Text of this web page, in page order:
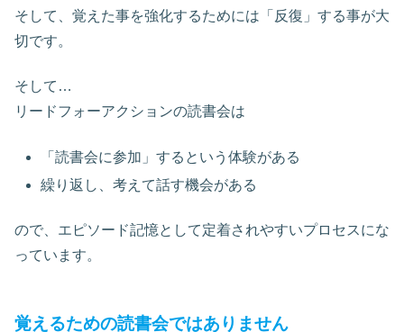
そして、覚えた事を強化するためには「反復」する事が大
切です。
そして…
リードフォーアクションの読書会は
「読書会に参加」するという体験がある
繰り返し、考えて話す機会がある
ので、エピソード記憶として定着されやすいプロセスにな
っています。
覚えるための読書会ではありません